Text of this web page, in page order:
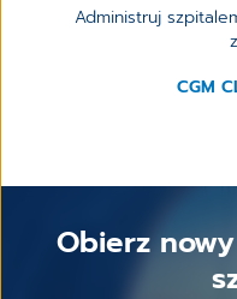
Administruj
CGM
Obierz